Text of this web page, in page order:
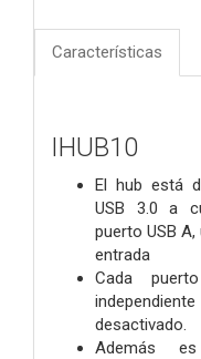
Características
IHUB10
El hub está
USB 3.0 a
puerto USB
entrada
Cada
desactivado.
Además